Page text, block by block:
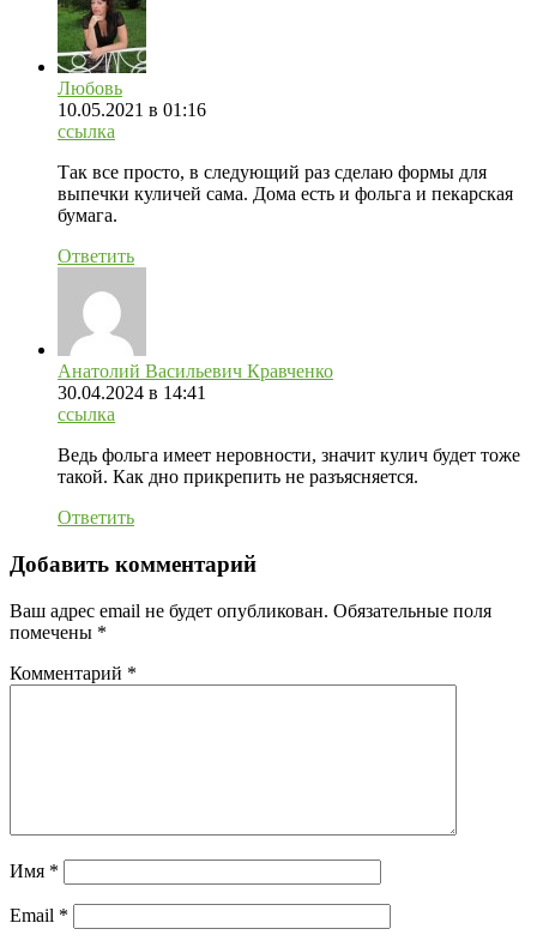
Любовь
10.05.2021 в 01:16
ссылка
Так все просто, в следующий раз сделаю формы для
выпечки куличей сама. Дома есть и фольга и пекарская
бумага.
Ответить
Анатолий Васильевич Кравченко
30.04.2024 в 14:41
ссылка
Ведь фольга имеет неровности, значит кулич будет тоже
такой. Как дно прикрепить не разъясняется.
Ответить
Добавить комментарий
Ваш адрес email не будет опубликован. Обязательные поля
помечены *
Комментарий *
Имя *
Email *